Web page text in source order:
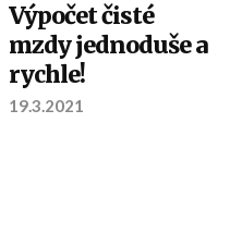
Výpočet čisté
mzdy jednoduše a
rychle!
19.3.2021